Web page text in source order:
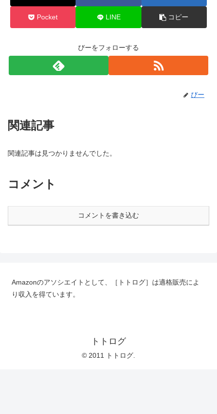
Pocket LINE コピー
びーをフォローする
びー
関連記事
関連記事は見つかりませんでした。
コメント
コメントを書き込む
Amazonのアソシエイトとして、［トトログ］は適格販売によ
り収入を得ています。
トトログ
© 2011 トトログ.